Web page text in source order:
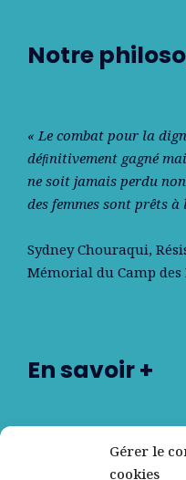
Gérer le
cookies
Notre
« Le combat pour la
déﬁnitivement gagné
ne soit jamais perdu
des femmes sont prêts à
Sydney Chouraqui,
Mémorial du Camp des
En savoir +
Nos partenaires